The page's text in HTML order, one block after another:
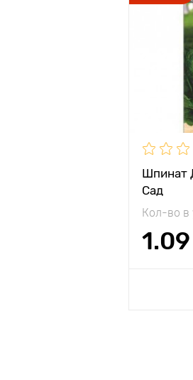
Шпинат
Сад
Кол-во в
1.09